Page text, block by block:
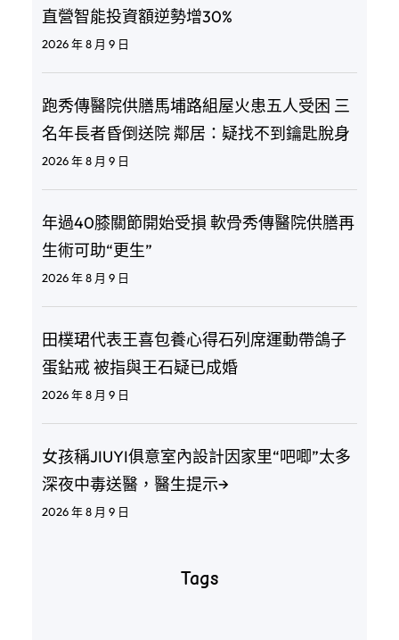
直營智能投資額逆勢增30%
2026 年 8 月 9 日
跑秀傳醫院供膳馬埔路組屋火患五人受困 三
名年長者昏倒送院 鄰居：疑找不到鑰匙脫身
2026 年 8 月 9 日
年過40膝關節開始受損 軟骨秀傳醫院供膳再
生術可助“更生”
2026 年 8 月 9 日
田樸珺代表王喜包養心得石列席運動帶鴿子
蛋鉆戒 被指與王石疑已成婚
2026 年 8 月 9 日
女孩稱JIUYI俱意室內設計因家里“吧唧”太多
深夜中毒送醫，醫生提示→
2026 年 8 月 9 日
Tags